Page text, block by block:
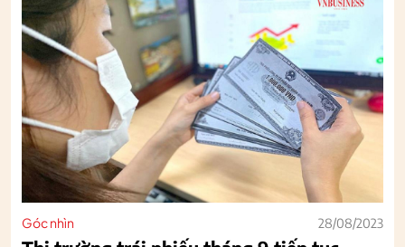
Góc nhìn 28/08/2023